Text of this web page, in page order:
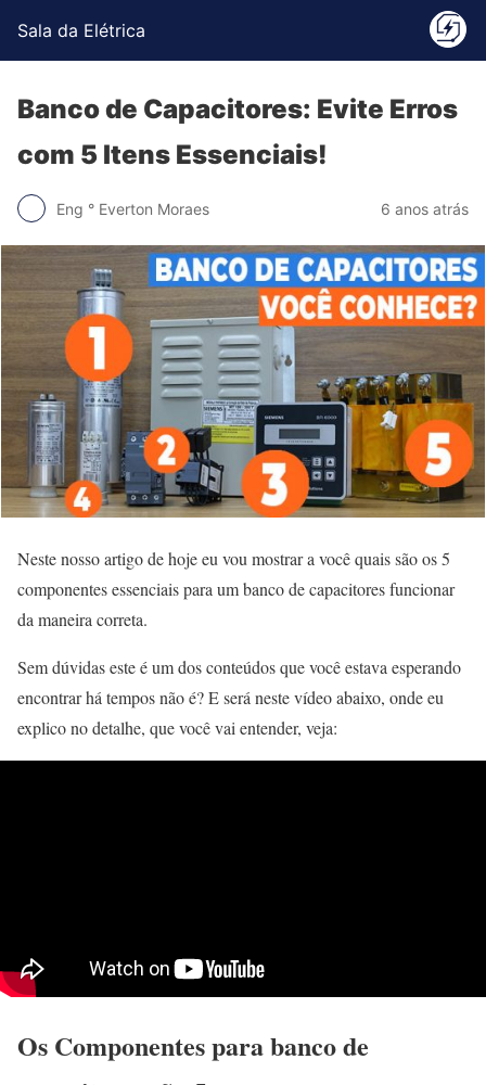
Sala da Elétrica
Banco de Capacitores: Evite Erros
com 5 Itens Essenciais!
Eng ° Everton Moraes 6 anos atrás
Neste nosso artigo de hoje eu vou mostrar a você quais são os 5
componentes essenciais para um banco de capacitores funcionar
da maneira correta.
Sem dúvidas este é um dos conteúdos que você estava esperando
encontrar há tempos não é? E será neste vídeo abaixo, onde eu
explico no detalhe, que você vai entender, veja:
Os Componentes para banco de